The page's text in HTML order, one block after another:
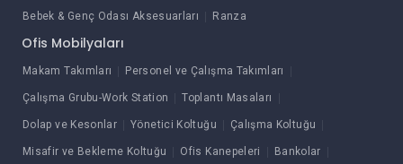
Bebek & Genç Odası Aksesuarları Ranza
Ofis Mobilyaları
Makam Takımları Personel ve Çalışma Takımları
Çalışma Grubu-Work Station Toplantı Masaları
Dolap ve Kesonlar Yönetici Koltuğu Çalışma Koltuğu
Misafir ve Bekleme Koltuğu Ofis Kanepeleri Bankolar